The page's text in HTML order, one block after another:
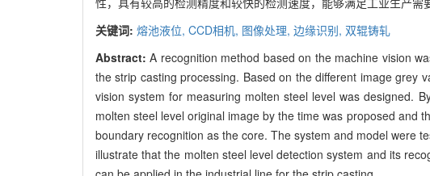
液位的机器视觉检测系统.利用所选线阵相机采集图像速度快的特
心的熔池液位视觉识别模型.使用建立的系统和模型在实验室铸
关键词: 熔池液位,CCD相机, 图像处理, 边缘识别,双辊铸轧
Abstract:A recognition method based on the machine vision
the strip casting processing. Based on the different image grey
vision system for measuring molten steel level was designed.
molten steel level original image by the time was proposed and